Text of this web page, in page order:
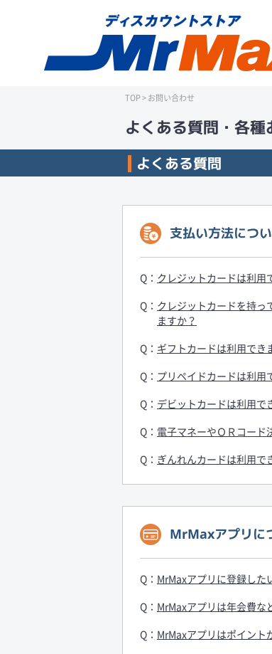
TOP>お問い合わせ
よくある質問・各
よくある質問
支払い方法につ
クレジットカードは利用
クレジットカードを持っ
ますか？
ギフトカードは利用でき
プリペイドカードは利用
デビットカードは利用で
電子マネーやＯＲコード
ぎんれんカードは利用で
MrMaxアプリに
MrMaxアプリに登録した
MrMaxアプリは年会費な
MrMaxアプリはポイント